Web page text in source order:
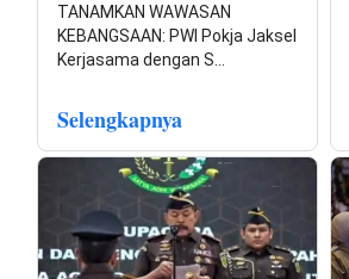
TANAMKAN WAWASAN
KEBANGSAAN: PWI Pokja Jaksel
Kerjasama dengan S…
Selengkapnya